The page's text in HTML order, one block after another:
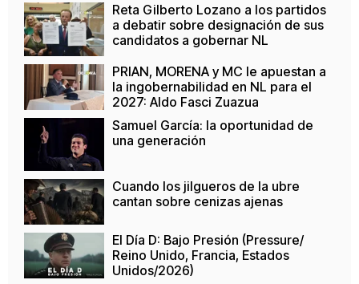
Reta Gilberto Lozano a los partidos
a debatir sobre designación de sus
candidatos a gobernar NL
PRIAN, MORENA y MC le apuestan a
la ingobernabilidad en NL para el
2027: Aldo Fasci Zuazua
Samuel García: la oportunidad de
una generación
Cuando los jilgueros de la ubre
cantan sobre cenizas ajenas
El Día D: Bajo Presión (Pressure/
Reino Unido, Francia, Estados
Unidos/2026)